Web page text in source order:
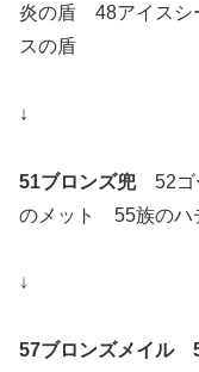
炎の盾 48アイス
スの盾
↓
51ブロンズ兜52ゴ
のメット 55族のハ
↓
57ブロンズメイル